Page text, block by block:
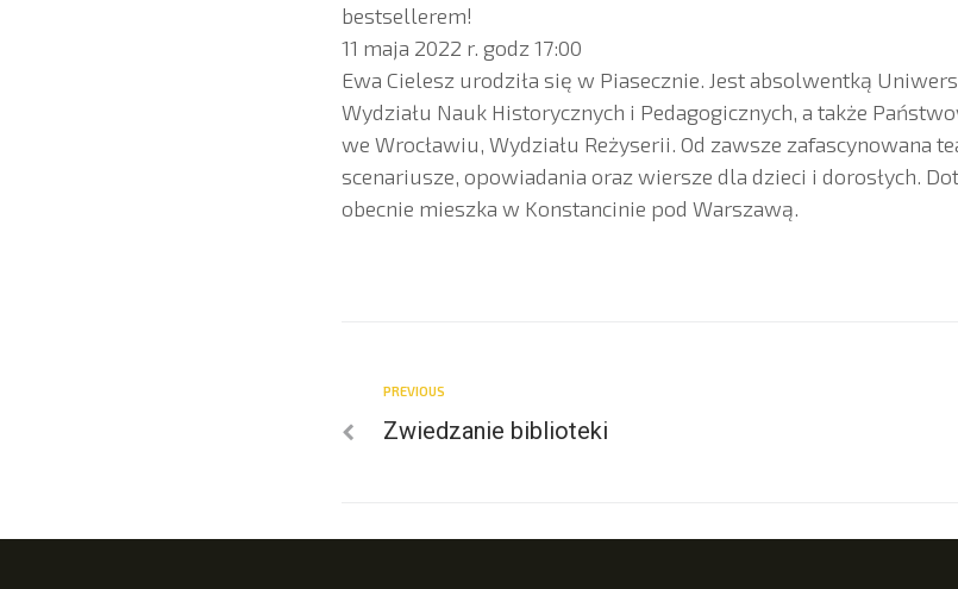
bestsellerem!
11 maja 2022 r. godz 17:00
Ewa Cielesz urodziła się w Piasecznie. Jest absolwentką
Wydziału Nauk Historycznych i Pedagogicznych, a także
we Wrocławiu, Wydziału Reżyserii. Od zawsze zafascynowana
scenariusze, opowiadania oraz wiersze dla dzieci i dorosłych.
obecnie mieszka w Konstancinie pod Warszawą.
PREVIOUS
Zwiedzanie biblioteki